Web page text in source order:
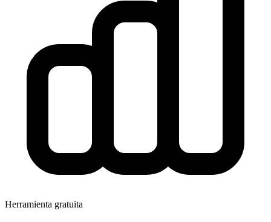
Herramienta gratuita